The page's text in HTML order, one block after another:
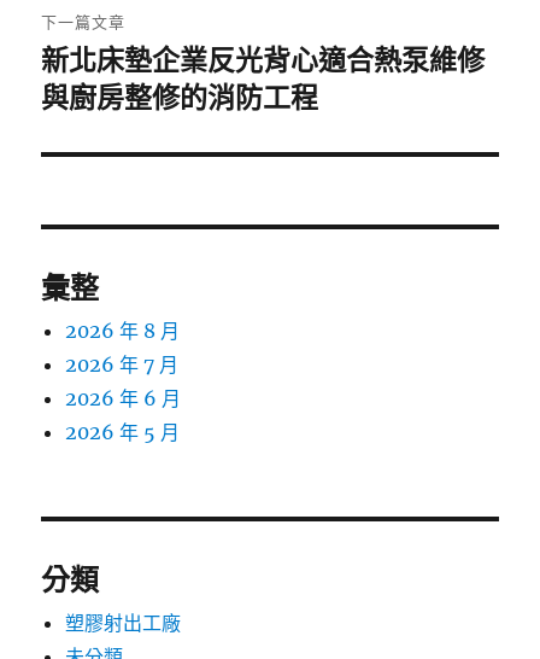
章:
下一篇文章
下
一
文
新北床墊企業反光背心適合熱泵維修
與廚房整修的消防工程
彙整
2026 年 8 月
2026 年 7 月
2026 年 6 月
2026 年 5 月
分類
塑膠射出工廠